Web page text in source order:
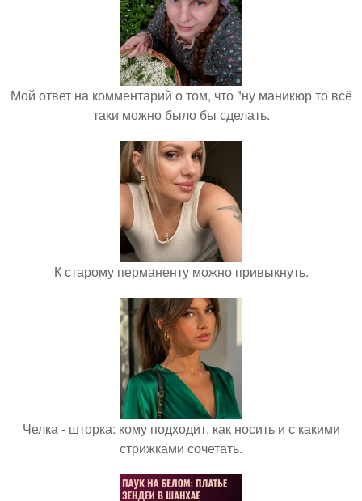
Мой ответ на комментарий о том, что "ну маникюр то всё
таки можно было бы сделать.
К старому перманенту можно привыкнуть.
Челка - шторка: кому подходит, как носить и с какими
стрижками сочетать.